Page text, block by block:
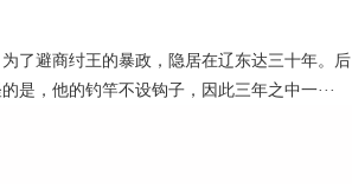
了避商纣王的暴政，隐居在辽东达三十年。后
是，他的钓竿不设钩子，因此三年之中一···